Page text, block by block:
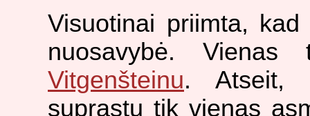
Visuotinai priimta,
nuosavybė.
Vitgenšteinu. Atseit,
suprastų tik vienas